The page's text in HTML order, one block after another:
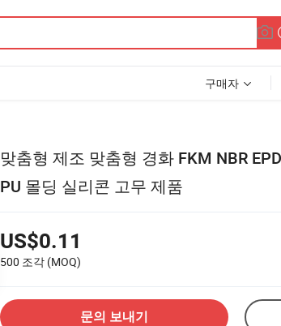
구매자
맞춤형 제조 맞춤형 경화 FKM NBR
PU 몰딩 실리콘 고무 제품
US$0.11
500 조각 (MOQ)
문의 보내기